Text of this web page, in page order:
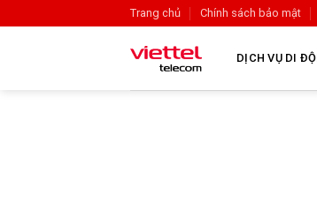
Trang chủ Chính sách bảo mật
DỊCH VỤ DI